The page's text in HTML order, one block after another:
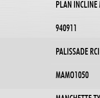
PLAN
940911
PALISSADE RCI
MAMO1050